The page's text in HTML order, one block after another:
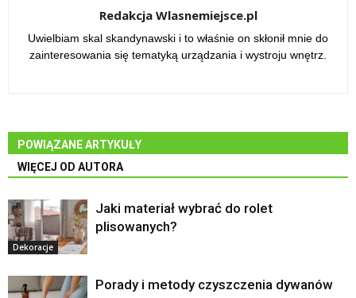
Redakcja Wlasnemiejsce.pl
Uwielbiam skal skandynawski i to właśnie on skłonił mnie do
zainteresowania się tematyką urządzania i wystroju wnętrz.
POWIĄZANE ARTYKUŁY
WIĘCEJ OD AUTORA
Dekoracje
Jaki materiał wybrać do rolet
plisowanych?
Porady i metody czyszczenia dywanów